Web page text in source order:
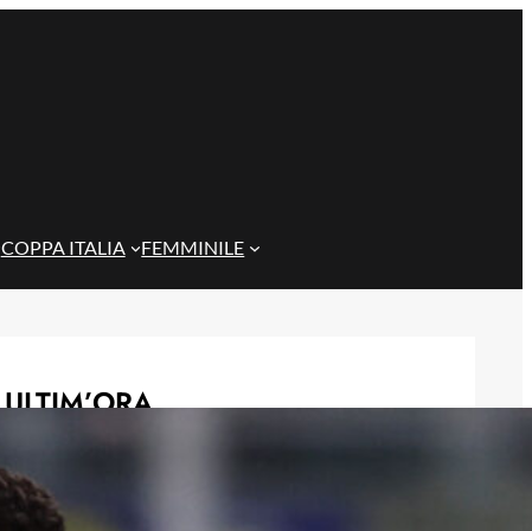
COPPA ITALIA FEMMINILE
ULTIM’ORA
del Bournemouth